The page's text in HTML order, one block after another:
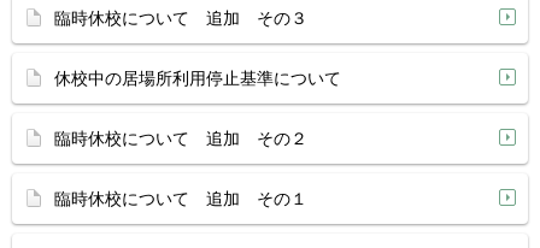
臨時休校について 追加 その３
休校中の居場所利用停止基準について
臨時休校について 追加 その２
臨時休校について 追加 その１